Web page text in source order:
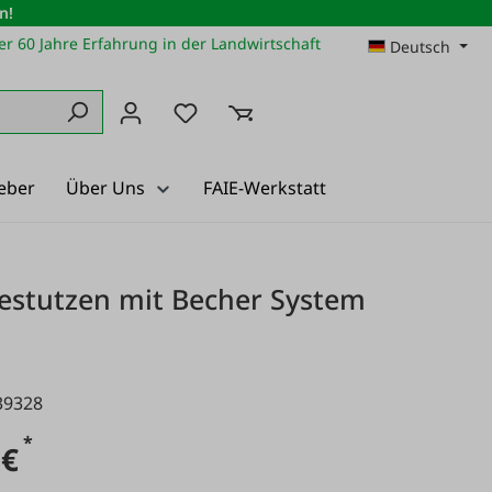
60 Jahre Erfahrung in der Landwirtschaft Deutsch
Du hast 0 Produkte auf dem
Über Uns FAIE-Werkstatt
mit Becher System
*